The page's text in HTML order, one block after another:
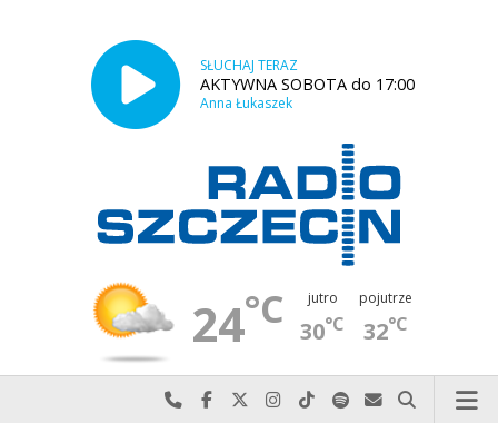
SŁUCHAJ TERAZ
AKTYWNA SOBOTA do 17:00
Anna Łukaszek
24°C jutro
30°C
pojutrze
32°C
Najlepiej po prostu do nas zadzwoń
Odwiedź nas na Facebook-u
Odwiedź nas na X
Odwiedź nas na Instagram-ie
Odwiedź nas na TikTok-u
Szukaj nas na Spotify
Wyślij do nas
Szukaj